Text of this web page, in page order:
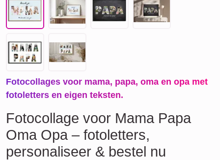
Fotocollages voor mama, papa, oma en opa met
fotoletters en eigen teksten.
Fotocollage voor Mama Papa
Oma Opa – fotoletters,
personaliseer & bestel nu